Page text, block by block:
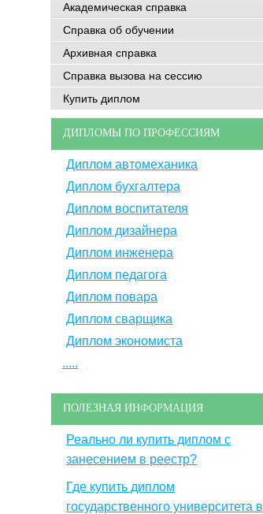
Академическая справка
Справка об обучении
Архивная справка
Справка вызова на сессию
Купить диплом
ДИПЛОМЫ ПО ПРОФЕССИЯМ
Диплом автомеханика
Диплом бухгалтера
Диплом воспитателя
Диплом дизайнера
Диплом инженера
Диплом педагога
Диплом повара
Диплом сварщика
Диплом экономиста
.....
ПОЛЕЗНАЯ ИНФОРМАЦИЯ
Реально ли купить диплом с
занесением в реестр?
Где купить диплом
государственного университета в